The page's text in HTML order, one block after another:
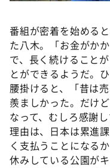
番組が密着を始める
た八木。「お金がか
で、長く続けること
とができるようだ。
腰掛けると、「昔は
羨ましかった。だけ
なって、むしろ感謝
理由は、日本は累進
く支払うことになる
休みしている公園が